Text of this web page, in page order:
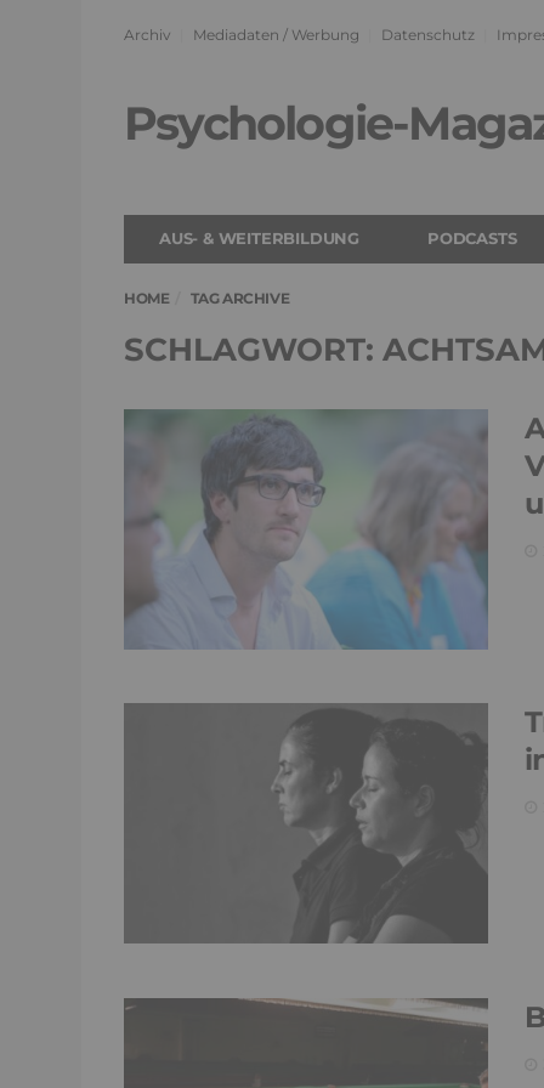
Archiv Mediadaten / Werbung Datenschutz
Psychologie-
AUS- & WEITERBILDUNG PODCASTS
HOME TAG ARCHIVE
SCHLAGWORT: